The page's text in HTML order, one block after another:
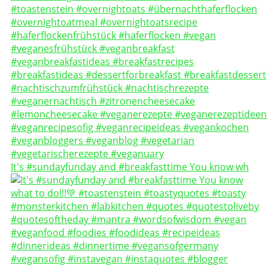
It's #sundayfunday and #breakfasttime You know wh